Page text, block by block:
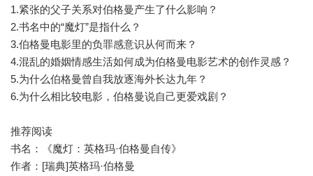
1.紧张的父子关系对伯格曼产生了什么影响？
2.书名中的“魔灯”是指什么？
3.伯格曼电影里的负罪感意识从何而来？
4.混乱的婚姻情感生活如何成为伯格曼电影艺术的创作灵感？
5.为什么伯格曼曾自我放逐海外长达九年？
6.为什么相比较电影，伯格曼说自己更爱戏剧？
推荐阅读
书名：《魔灯：英格玛·伯格曼自传》
作者：[瑞典]英格玛·伯格曼